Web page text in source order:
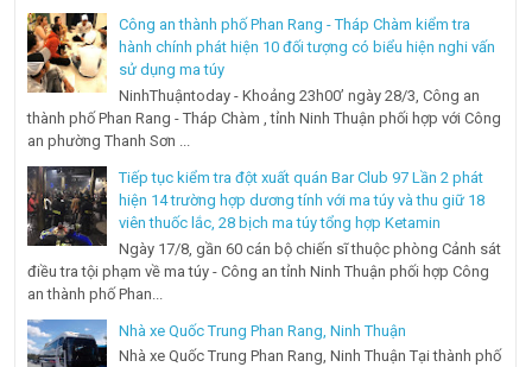
Công an thành phố Phan Rang - Tháp Chàm kiểm tra
hành chính phát hiện 10 đối tượng có biểu hiện nghi vấn
sử dụng ma túy
NinhThuậntoday - Khoảng 23h00’ ngày 28/3, Công an
thành phố Phan Rang - Tháp Chàm , tỉnh Ninh Thuận phối hợp với Công
an phường Thanh Sơn ...
Tiếp tục kiểm tra đột xuất quán Bar Club 97 Lần 2 phát
hiện 14 trường hợp dương tính với ma túy và thu giữ 18
viên thuốc lắc, 28 bịch ma túy tổng hợp Ketamin
Ngày 17/8, gần 60 cán bộ chiến sĩ thuộc phòng Cảnh sát
điều tra tội phạm về ma túy - Công an tỉnh Ninh Thuận phối hợp Công
an thành phố Phan...
Nhà xe Quốc Trung Phan Rang, Ninh Thuận
Nhà xe Quốc Trung Phan Rang, Ninh Thuận Tại thành phố